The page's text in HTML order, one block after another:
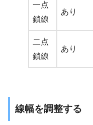
一点
鎖線
あり
二点
鎖線
あり
線幅を調整する